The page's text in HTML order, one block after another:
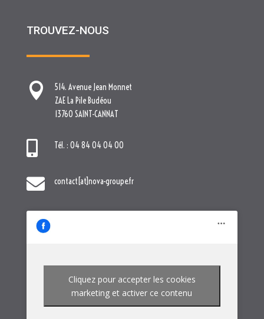
TROUVEZ-NOUS

514. Avenue Jean Monnet
ZAE La Pile Budéou
13760 SAINT-CANNAT
 Tél. : 04 84 04 04 00
 contact[at]nova-groupe.fr
Cliquez pour accepter les cookies
marketing et activer ce contenu